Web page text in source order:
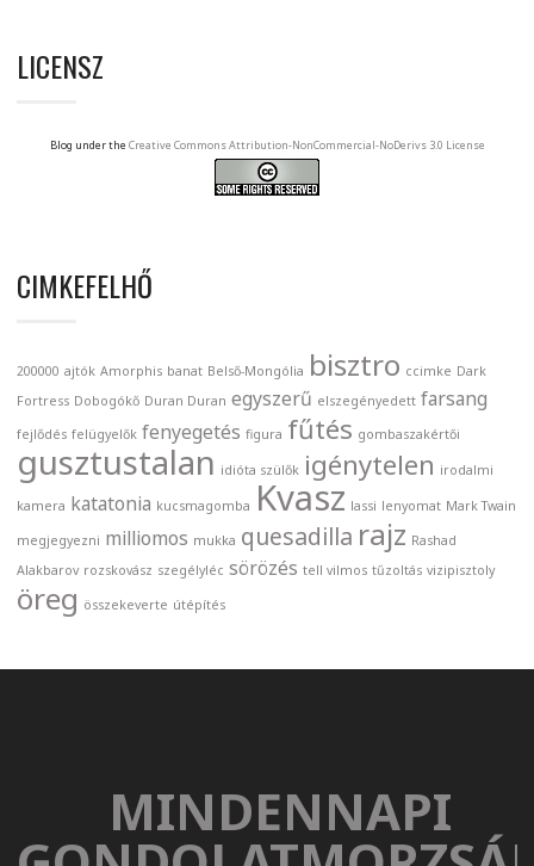
LICENSZ
Blog under the Creative Commons Attribution-NonCommercial-NoDerivs 3.0 License
CIMKEFELHŐ
200000 ajtók Amorphis banat Belső-Mongólia bisztro ccimke Dark
Fortress Dobogókő Duran Duran egyszerű elszegényedett farsang
fejlődés felügyelők fenyegetés figura fűtés gombaszakértői
gusztustalan idióta szülők igénytelen irodalmi
kamera katatonia kucsmagomba Kvasz lassi lenyomat Mark Twain
megjegyezni milliomos mukka quesadilla rajz Rashad
Alakbarov rozskovász szegélyléc sörözés tell vilmos tűzoltás vizipisztoly
öreg összekeverte útépítés
MINDENNAPI